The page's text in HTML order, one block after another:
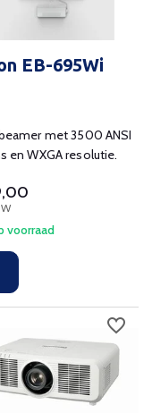
EB-695Wi
met 3500 ANSI
en WXGA resolutie.
voorraad